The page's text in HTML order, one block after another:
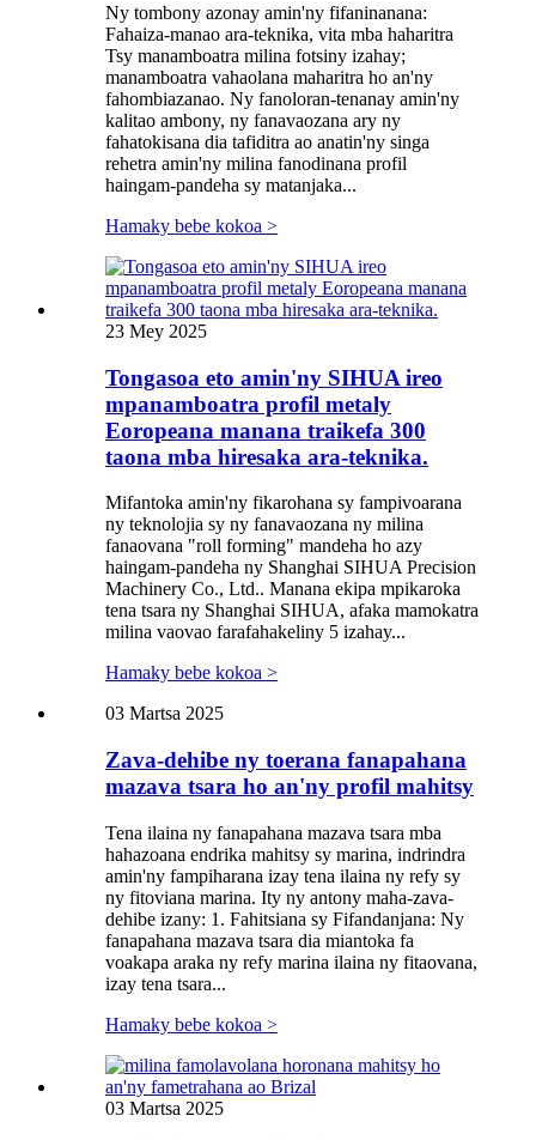
Ny tombony azonay amin'ny fifaninanana:
Fahaiza-manao ara-teknika, vita mba haharitra
Tsy manamboatra milina fotsiny izahay;
manamboatra vahaolana maharitra ho an'ny
fahombiazanao. Ny fanoloran-tenanay amin'ny
kalitao ambony, ny fanavaozana ary ny
fahatokisana dia tafiditra ao anatin'ny singa
rehetra amin'ny milina fanodinana profil
haingam-pandeha sy matanjaka...
Hamaky bebe kokoa >
23 Mey 2025
Tongasoa eto amin'ny SIHUA ireo
mpanamboatra profil metaly
Eoropeana manana traikefa 300
taona mba hiresaka ara-teknika.
Mifantoka amin'ny fikarohana sy fampivoarana
ny teknolojia sy ny fanavaozana ny milina
fanaovana "roll forming" mandeha ho azy
haingam-pandeha ny Shanghai SIHUA Precision
Machinery Co., Ltd.. Manana ekipa mpikaroka
tena tsara ny Shanghai SIHUA, afaka mamokatra
milina vaovao farafahakeliny 5 izahay...
Hamaky bebe kokoa >
03 Martsa 2025
Zava-dehibe ny toerana fanapahana
mazava tsara ho an'ny profil mahitsy
Tena ilaina ny fanapahana mazava tsara mba
hahazoana endrika mahitsy sy marina, indrindra
amin'ny fampiharana izay tena ilaina ny refy sy
ny fitoviana marina. Ity ny antony maha-zava-
dehibe izany: 1. Fahitsiana sy Fifandanjana: Ny
fanapahana mazava tsara dia miantoka fa
voakapa araka ny refy marina ilaina ny fitaovana,
izay tena tsara...
Hamaky bebe kokoa >
03 Martsa 2025